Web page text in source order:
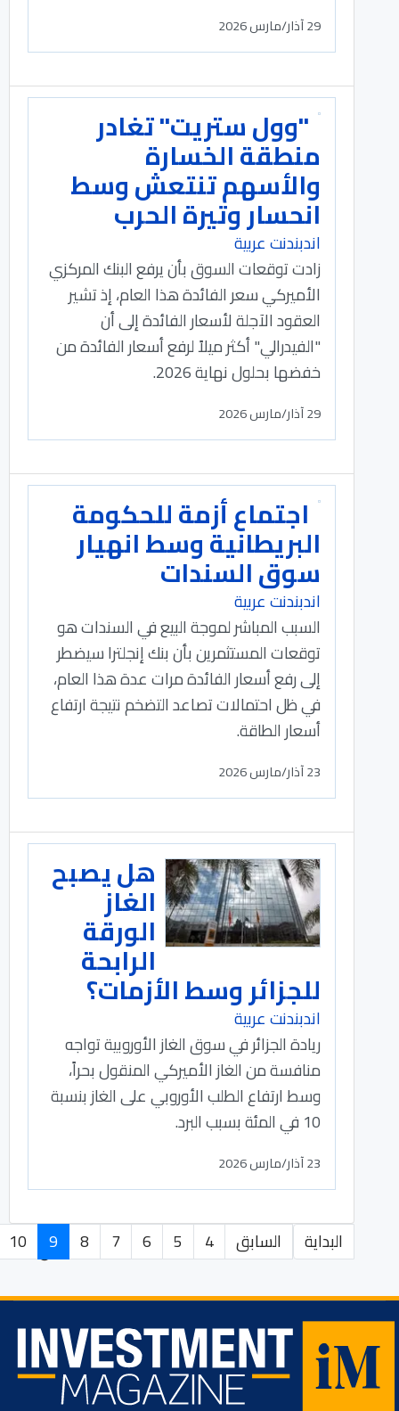
29 آذار/مارس 2026
"وول ستريت" تغادر
منطقة الخسارة
والأسهم تنتعش وسط
انحسار وتيرة الحرب
اندبندنت عربية
زادت توقعات السوق بأن يرفع البنك المركزي
الأميركي سعر الفائدة هذا العام، إذ تشير
العقود الآجلة لأسعار الفائدة إلى أن
"الفيدرالي" أكثر ميلاً لرفع أسعار الفائدة من
خفضها بحلول نهاية 2026.
29 آذار/مارس 2026
اجتماع أزمة للحكومة
البريطانية وسط انهيار
سوق السندات
اندبندنت عربية
السبب المباشر لموجة البيع في السندات هو
توقعات المستثمرين بأن بنك إنجلترا سيضطر
إلى رفع أسعار الفائدة مرات عدة هذا العام،
في ظل احتمالات تصاعد التضخم نتيجة ارتفاع
أسعار الطاقة.
23 آذار/مارس 2026
هل يصبح
الغاز
الورقة
الرابحة
للجزائر وسط الأزمات؟
اندبندنت عربية
ريادة الجزائر في سوق الغاز الأوروبية تواجه
منافسة من الغاز الأميركي المنقول بحراً،
وسط ارتفاع الطلب الأوروبي على الغاز بنسبة
10 في المئة بسبب البرد.
23 آذار/مارس 2026
الصفحة 9 من 381 البداية السابق 4
5
6
7
8
9
10